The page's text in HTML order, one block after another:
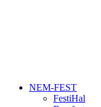
NEM-FEST
FestiHal